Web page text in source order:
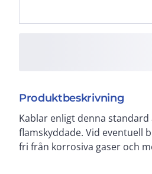
Produktbeskrivning
Kablar enligt denna
flamskyddade. Vid eventuell
fri från korrosiva gaser och
öppen fast förläggning,